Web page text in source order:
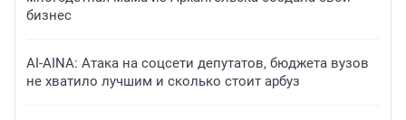
бизнес
AI-AINA: Атака на соцсети депутатов, бюджета вузов
не хватило лучшим и сколько стоит арбуз